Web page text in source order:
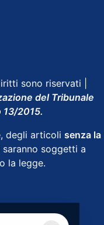
sono riservati |
del Tribunale
13/2015.
degli articoli senza la
saranno soggetti a
la legge.